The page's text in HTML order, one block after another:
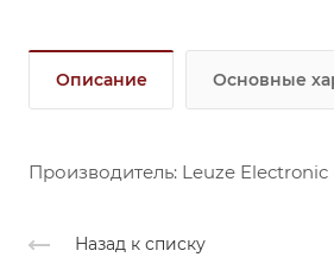
Описание Основные
Производитель: Leuze Electronic
Назад к списку